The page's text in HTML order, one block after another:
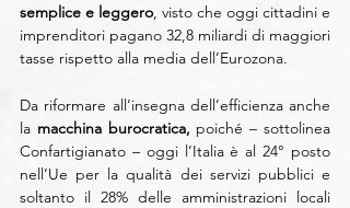
semplice e leggero, visto che oggi cittadini e
imprenditori pagano 32,8 miliardi di maggiori
tasse rispetto alla media dell’Eurozona.
Da riformare all’insegna dell’efficienza anche
la macchina burocratica, poiché – sottolinea
Confartigianato – oggi l’Italia è al 24° posto
nell’Ue per la qualità dei servizi pubblici e
soltanto il 28% delle amministrazioni locali